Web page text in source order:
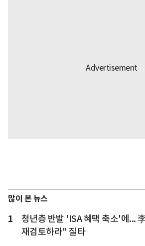
많이 본 뉴스
1
청년층 반발 'ISA 혜택 축소'에...
재검토하라" 질타